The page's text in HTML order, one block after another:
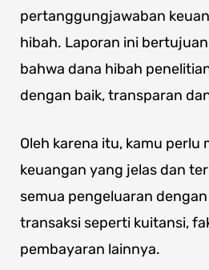
pertanggungjawaban
hibah. Laporan ini
bahwa dana hibah
dengan baik, transparan
Oleh karena itu, kamu perlu
keuangan yang jelas dan
semua pengeluaran
transaksi seperti kuitansi,
pembayaran lainnya.